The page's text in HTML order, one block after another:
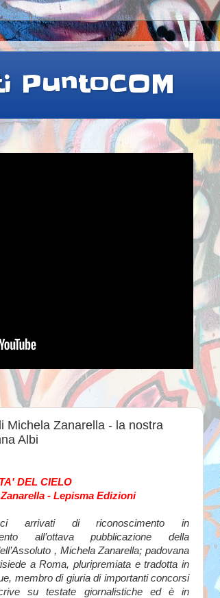
Michela Zanarella - la nostra
Albi
DEL CIELO
- Lepisma Edizioni
arrivati di riconoscimento in
all’ottava pubblicazione della
, Michela Zanarella; padovana
a Roma, pluripremiata e tradotta in
membro di giuria di importanti concorsi
su testate giornalistiche ed è in